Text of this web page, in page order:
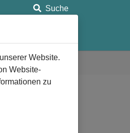
Suche
Website.
Website-
zu